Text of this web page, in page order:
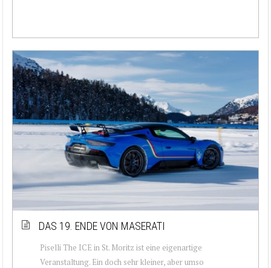
DAS 19. ENDE VON MASERATI
Piselli The ICE in St. Moritz ist eine eigenartige
Veranstaltung. Ein doch sehr kleiner, aber umso